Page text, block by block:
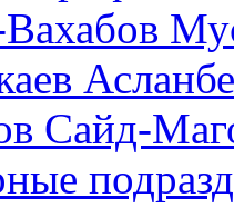
Сайд-